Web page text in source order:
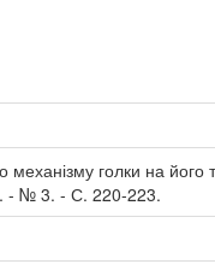
голки на його
- № 3. - С. 220-223.